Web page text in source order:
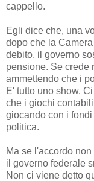
cappello.
Egli dice che, una
dopo che la
debito, il governo
pensione. Se crede
ammettendo che i
E' tutto uno show.
che i giochi
giocando con i
politica.
Ma se l'accordo
il governo federale
Non ci viene detto